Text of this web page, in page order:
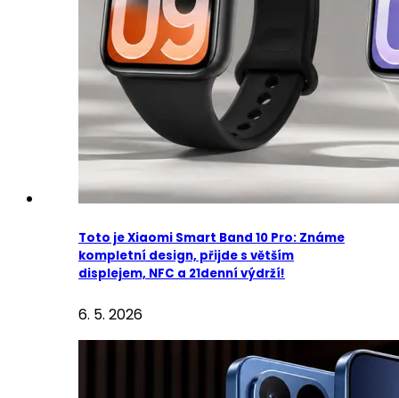
Toto je Xiaomi Smart Band 10 Pro: Známe
kompletní design, přijde s větším
displejem, NFC a 21denní výdrží!
6. 5. 2026